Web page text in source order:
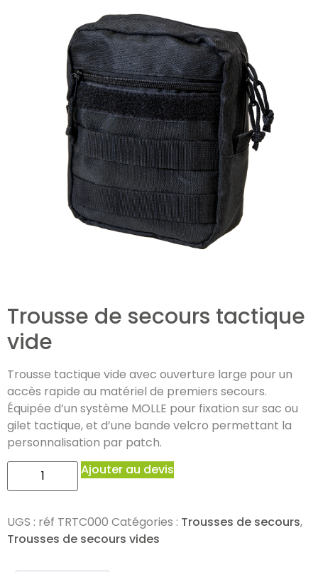
Trousse de secours tactique
vide
Trousse tactique vide avec ouverture large pour un
accès rapide au matériel de premiers secours.
Équipée d’un système MOLLE pour fixation sur sac ou
gilet tactique, et d’une bande velcro permettant la
personnalisation par patch.
Ajouter au devis
UGS : réf TRTC000 Catégories : Trousses de secours,
Trousses de secours vides